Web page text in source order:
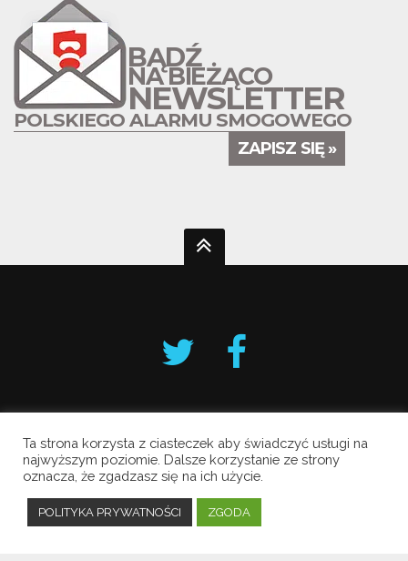
BĄDŹ
NA BIEŻĄCO
NEWSLETTER
POLSKIEGO ALARMU SMOGOWEGO
ZAPISZ SIĘ »
Krakowski Alarm Smogowy
Copyright © 2019 All Rights Reserved.
Polityka prywatności
Ta strona korzysta z ciasteczek aby świadczyć usługi na
najwyższym poziomie. Dalsze korzystanie ze strony
oznacza, że zgadzasz się na ich użycie.
POLITYKA PRYWATNOŚCI ZGODA